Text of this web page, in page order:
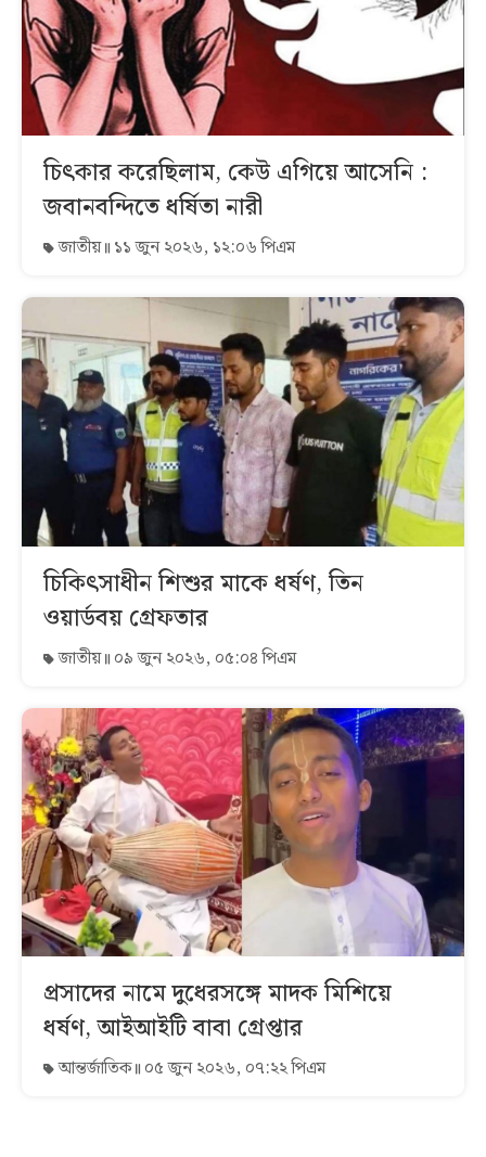
চিৎকার করেছিলাম, কেউ এগিয়ে আসেনি :
জবানবন্দিতে ধর্ষিতা নারী
জাতীয় ১১ জুন ২০২৬, ১২:০৬ পিএম
চিকিৎসাধীন শিশুর মাকে ধর্ষণ, তিন
ওয়ার্ডবয় গ্রেফতার
জাতীয় ০৯ জুন ২০২৬, ০৫:০৪ পিএম
প্রসাদের নামে দুধেরসঙ্গে মাদক মিশিয়ে
ধর্ষণ, আইআইটি বাবা গ্রেপ্তার
আন্তর্জাতিক ০৫ জুন ২০২৬, ০৭:২২ পিএম